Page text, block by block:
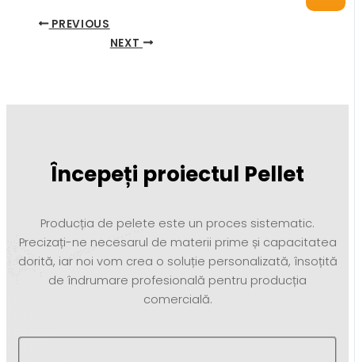
PREVIOUS
NEXT
Începeți proiectul Pellet
Producția de pelete este un proces sistematic.
Precizați-ne necesarul de materii prime și capacitatea
dorită, iar noi vom crea o soluție personalizată, însoțită
de îndrumare profesională pentru producția
comercială.